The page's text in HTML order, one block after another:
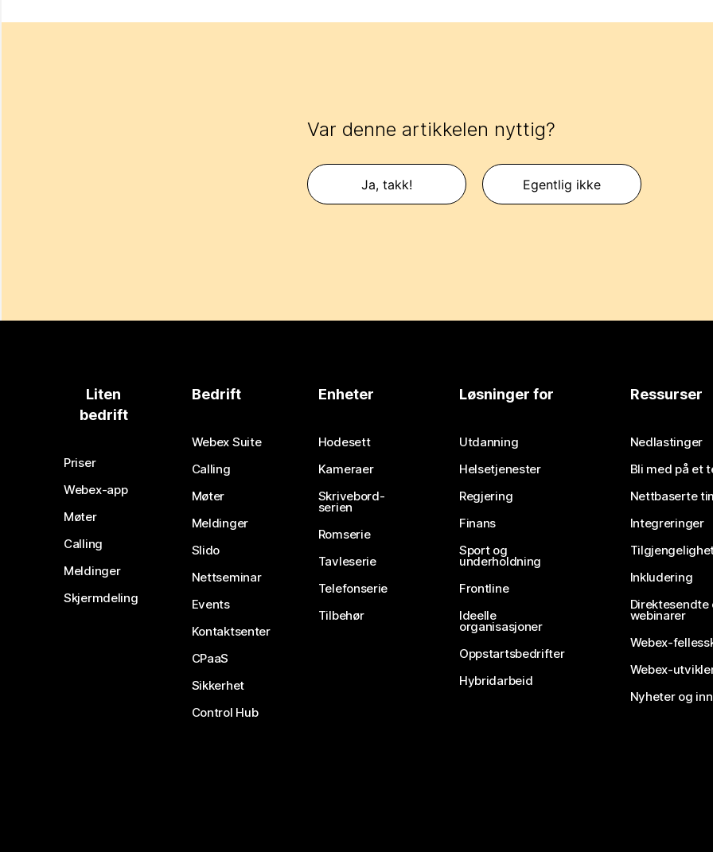
Var denne artikkelen nyttig?
Ja, takk! Egentlig ikke
Liten
bedrift
Priser
Webex-app
Møter
Calling
Meldinger
Skjermdeling
Bedrift
Webex Suite
Calling
Møter
Meldinger
Slido
Nettseminar
Events
Kontaktsenter
CPaaS
Sikkerhet
Control Hub
Enheter
Hodesett
Kameraer
Skrivebord-
serien
Romserie
Tavleserie
Telefonserie
Tilbehør
Løsninger for
Utdanning
Helsetjenester
Regjering
Finans
Sport og
underholdning
Frontline
Ideelle
organisasjoner
Oppstartsbedrifter
Hybridarbeid
Ressurser
Nedlastinger
Bli med på et
Nettbaserte
Integreringer
Inkludering
webinarer
Webex-
Webex-
Nyheter og